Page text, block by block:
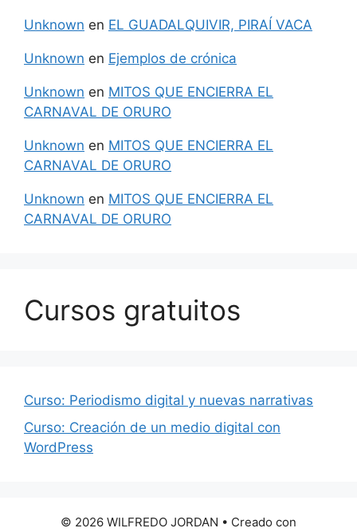
Unknown en EL GUADALQUIVIR, PIRAÍ VACA
Unknown en Ejemplos de crónica
Unknown en MITOS QUE ENCIERRA EL
CARNAVAL DE ORURO
Unknown en MITOS QUE ENCIERRA EL
CARNAVAL DE ORURO
Unknown en MITOS QUE ENCIERRA EL
CARNAVAL DE ORURO
Cursos gratuitos
Curso: Periodismo digital y nuevas narrativas
Curso: Creación de un medio digital con
WordPress
© 2026 WILFREDO JORDAN • Creado con